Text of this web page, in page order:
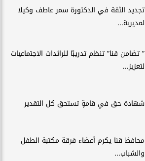
تجديد الثقة في الدكتورة سمر عاطف وكيلا
لمديرية...
” تضامن قنا” تنظم تدريبًا للرائدات الاجتماعيات
لتعزيز...
شهادة حق في قامةٍ تستحق كل التقدير
محافظ قنا يكرم أعضاء فرقة مكتبة الطفل
والشباب...